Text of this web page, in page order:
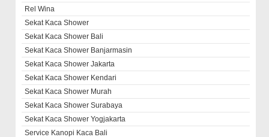
Rel Wina
Sekat Kaca Shower
Sekat Kaca Shower Bali
Sekat Kaca Shower Banjarmasin
Sekat Kaca Shower Jakarta
Sekat Kaca Shower Kendari
Sekat Kaca Shower Murah
Sekat Kaca Shower Surabaya
Sekat Kaca Shower Yogjakarta
Service Kanopi Kaca Bali